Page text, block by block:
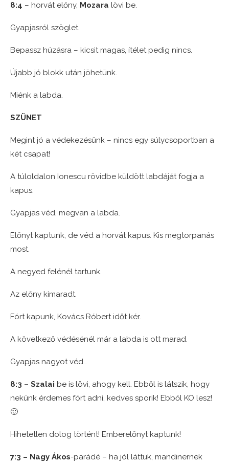
8:4 – horvát előny, Mozara lövi be.
Gyapjasról szöglet.
Bepassz húzásra – kicsit magas, ítélet pedig nincs.
Újabb jó blokk után jöhetünk.
Miénk a labda.
SZÜNET
Megint jó a védekezésünk – nincs egy súlycsoportban a
két csapat!
A túloldalon Ionescu rövidbe küldött labdáját fogja a
kapus.
Gyapjas véd, megvan a labda.
Előnyt kaptunk, de véd a horvát kapus. Kis megtorpanás
most.
A negyed felénél tartunk.
Az előny kimaradt.
Fórt kapunk, Kovács Róbert időt kér.
A következő védésénél már a labda is ott marad.
Gyapjas nagyot véd…
8:3 – Szalai be is lövi, ahogy kell. Ebből is látszik, hogy
nekünk érdemes fórt adni, kedves sporik! Ebből KO lesz!
🙂
Hihetetlen dolog történt! Emberelőnyt kaptunk!
7:3 – Nagy Ákos-parádé – ha jól láttuk, mandinernek